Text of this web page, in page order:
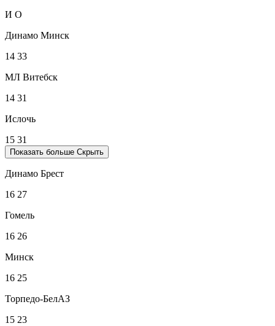
И О
Динамо Минск
14 33
МЛ Витебск
14 31
Ислочь
15 31
Показать больше Скрыть
Динамо Брест
16 27
Гомель
16 26
Минск
16 25
Торпедо-БелАЗ
15 23